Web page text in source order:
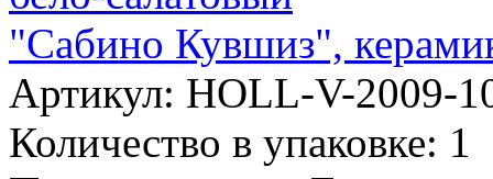
"Сабино Кувшиз",
Артикул: HOLL-V-2009-
Количество в упаковке: 1